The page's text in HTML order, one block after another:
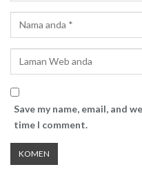
Save my name, email, and
time I comment.